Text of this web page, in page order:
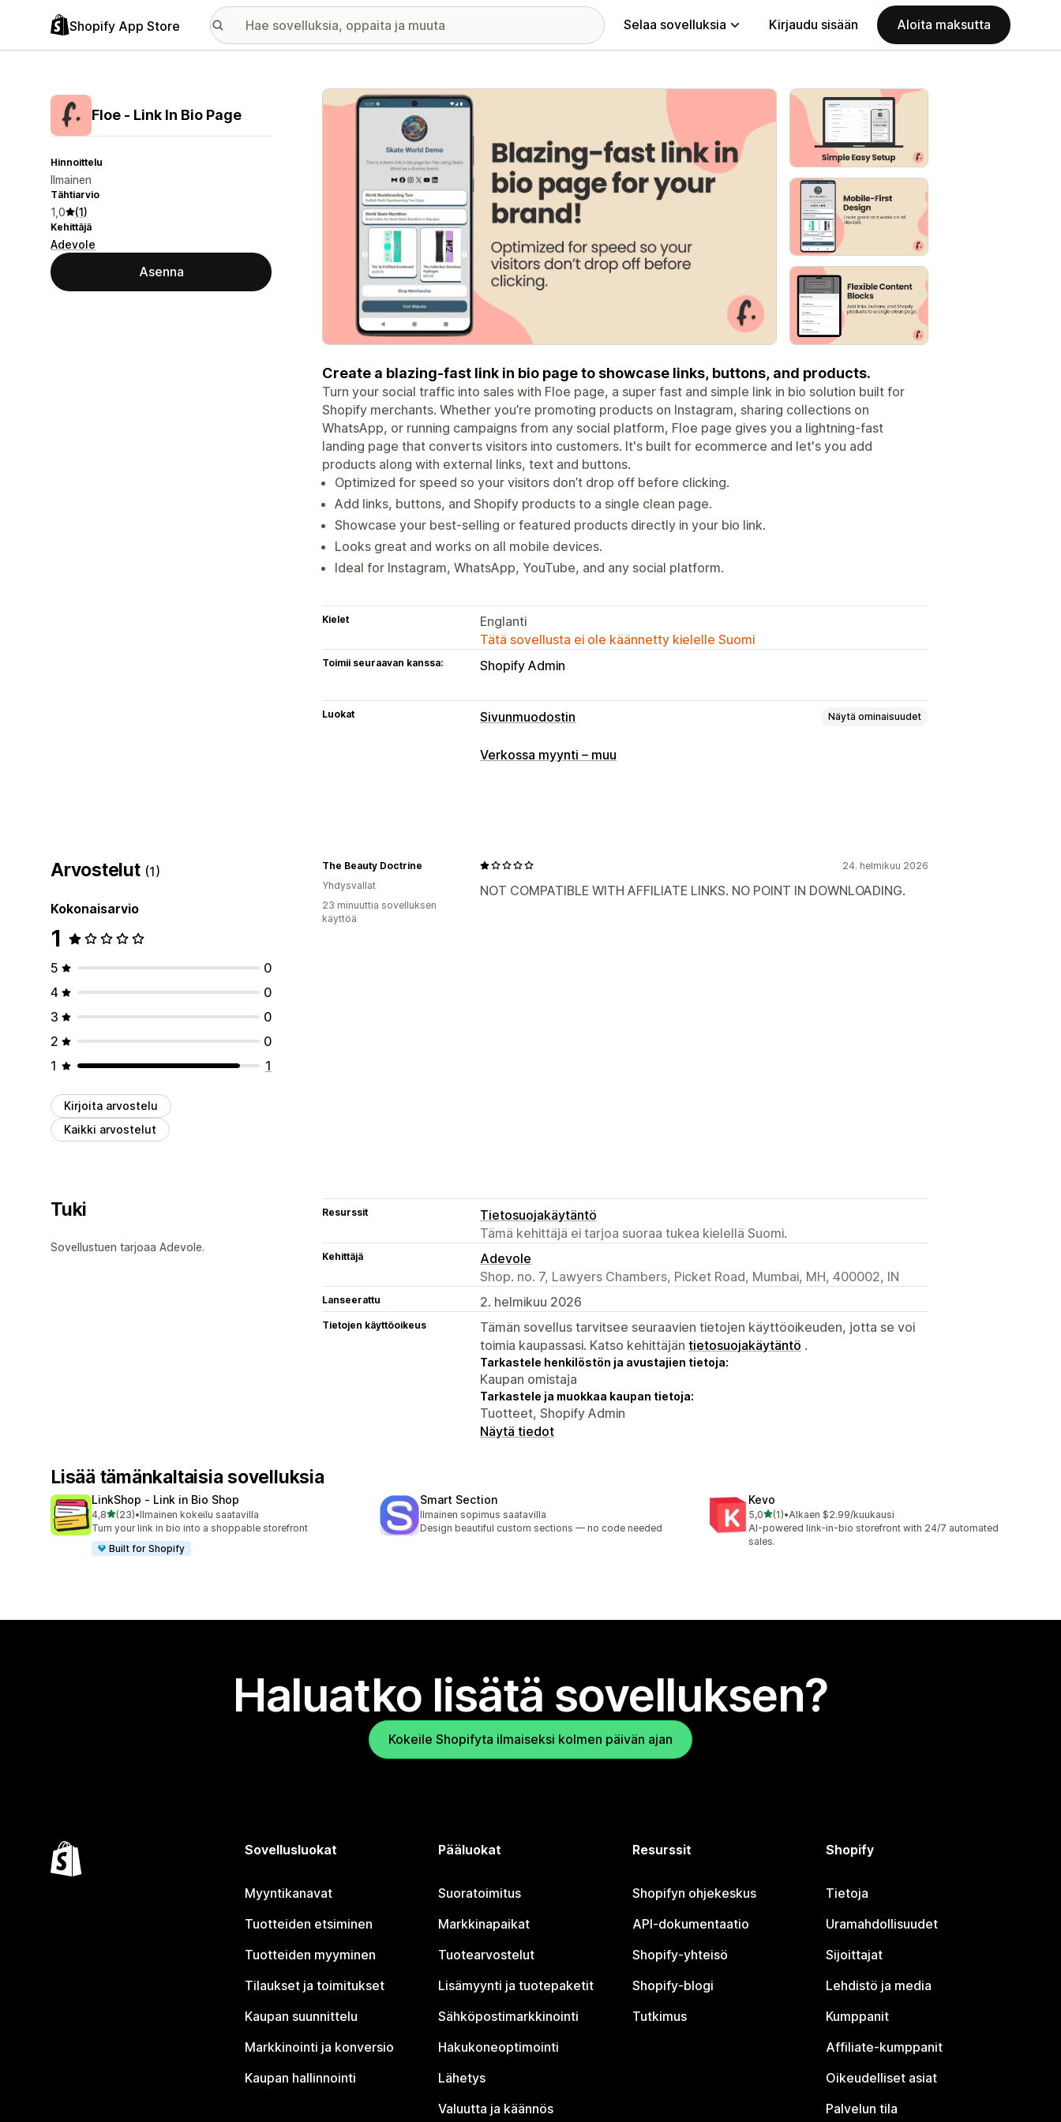
Shopify App Store Selaa sovelluksia Kirjaudu sisään Aloita maksutta
Floe ‑ Link In Bio Page
Hinnoittelu
Ilmainen
Tähtiarvio
1,0 (1)
Kehittäjä
Adevole
Asenna
Esittelykuvagalleria
Create a blazing-fast link in bio page to showcase links, buttons, and products.
Turn your social traffic into sales with Floe page, a super fast and simple link in bio solution built for
Shopify merchants. Whether you’re promoting products on Instagram, sharing collections on
WhatsApp, or running campaigns from any social platform, Floe page gives you a lightning-fast
landing page that converts visitors into customers. It's built for ecommerce and let's you add
products along with external links, text and buttons.
Optimized for speed so your visitors don’t drop off before clicking.
Add links, buttons, and Shopify products to a single clean page.
Showcase your best-selling or featured products directly in your bio link.
Looks great and works on all mobile devices.
Ideal for Instagram, WhatsApp, YouTube, and any social platform.
Kielet
Englanti
Tätä sovellusta ei ole käännetty kielelle Suomi
Toimii seuraavan kanssa: Shopify Admin
Luokat Sivunmuodostin Näytä ominaisuudet
Sivutyypit
Verkossa myynti – muu
Arvostelut (1)
Kokonaisarvio
1
5
0
4
0
3
0
2
0
1
1
Kirjoita arvostelu
Kaikki arvostelut
24. helmikuu 2026
NOT COMPATIBLE WITH AFFILIATE LINKS. NO POINT IN DOWNLOADING.
The Beauty Doctrine
Yhdysvallat
23 minuuttia sovelluksen
käyttöä
Tuki
Sovellustuen tarjoaa Adevole.
Resurssit
Tietosuojakäytäntö
Tämä kehittäjä ei tarjoa suoraa tukea kielellä Suomi.
Kehittäjä
Adevole
Shop. no. 7, Lawyers Chambers, Picket Road, Mumbai, MH, 400002, IN
Lanseerattu 2. helmikuu 2026
Tietojen käyttöoikeus
Tämän sovellus tarvitsee seuraavien tietojen käyttöoikeuden, jotta se voi
toimia kaupassasi. Katso kehittäjän tietosuojakäytäntö .
Tarkastele henkilöstön ja avustajien tietoja:
Kaupan omistaja
Tarkastele ja muokkaa kaupan tietoja:
Tuotteet, Shopify Admin
Näytä tiedot
Lisää tämänkaltaisia sovelluksia
LinkShop ‑ Link in Bio Shop
4,8/ 5 tähteä
(23)
23 arvostelua yhteensä
•Ilmainen kokeilu saatavilla
Turn your link in bio into a shoppable storefront
Built for Shopify
Smart Section
Ilmainen sopimus saatavilla
Design beautiful custom sections — no code needed
Kevo
5,0/ 5 tähteä
(1)
1 arvostelua yhteensä
•Alkaen $2.99/kuukausi
AI-powered link-in-bio storefront with 24/7 automated
sales.
Haluatko lisätä sovelluksen?
Kokeile Shopifyta ilmaiseksi kolmen päivän ajan
Sovellusluokat
Myyntikanavat
Tuotteiden etsiminen
Tuotteiden myyminen
Tilaukset ja toimitukset
Kaupan suunnittelu
Markkinointi ja konversio
Kaupan hallinnointi
Pääluokat
Suoratoimitus
Markkinapaikat
Tuotearvostelut
Lisämyynti ja tuotepaketit
Sähköpostimarkkinointi
Hakukoneoptimointi
Lähetys
Valuutta ja käännös
Resurssit
Shopifyn ohjekeskus
API-dokumentaatio
Shopify-yhteisö
Shopify-blogi
Tutkimus
Shopify
Tietoja
Uramahdollisuudet
Sijoittajat
Lehdistö ja media
Kumppanit
Affiliate-kumppanit
Oikeudelliset asiat
Palvelun tila